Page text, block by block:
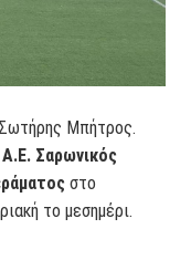
Μπήτρος.
Α.Ε. Σαρωνικός
στο
το μεσημέρι.